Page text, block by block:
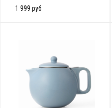
1 999 руб